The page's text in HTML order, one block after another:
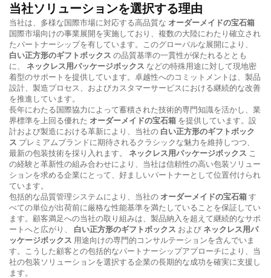
当社ソリューションを選択する理由
当社は、多様な国際市場に対応する高品質な オーダーメイドの宝石箱
国際市場向けの事業展開を実施しており、複数の大陸にわたり確立され
たパートナーシップを有しています。このグローバルな展開により、
白い正方形のギフトボックス の品質基準の一貫性が保たれるととも
に、 ネックレス用パッケージボックス などの特殊用途に対して現地密
着型のサポートを提供しています。卓越性へのコミットメントは、製品
設計、製造プロセス、およびカスタマーサービスにおける継続的な改善
を推進しています。
長年にわたる国際協力によって蓄積された技術的専門知識を活かし、業
界標準を上回る優れた オーダーメイドの宝石箱 を提供しています。設
計および製造における革新により、当社の 白い正方形のギフトボック
ス プレミアムブランドに期待されるクラシックな魅力を維持しつつ、
最新の包装技術を採り入れます。 ネックレス用パッケージボックス こ
の経験と革新性の組み合わせにより、当社は信頼性の高い包装ソリュー
ションを求める企業にとって、好ましいパートナーとして位置付けられ
ています。
包括的な品質管理システムにより、当社の オーダーメイドの宝石箱す
べての単位が出荷前に厳格な性能基準を満たしていることを保証してい
ます。顧客満足への当社の取り組みは、製品納入を超えて継続的なサポ
ートへと広がり、 白い正方形のギフトボックス およびネックレス用パ
ッケージボックス 用途向けの専門的コンサルテーションを含んでいま
す。こうした顧客との包括的なパートナーシップアプローチにより、当
社の包装ソリューションを選択する企業の長期的な成功を確実に支援し
ます。